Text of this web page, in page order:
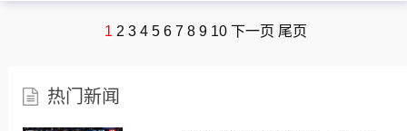
1 2 3 4 5 6 7 8 9 10 下一页 尾页
热门新闻